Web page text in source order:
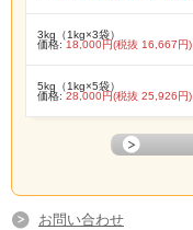
3kg（1kg×3袋）
価格:18,000円(税抜 16,667円)
5kg（1kg×5袋）
価格:28,000円(税抜 25,926円)
お問い合わせ